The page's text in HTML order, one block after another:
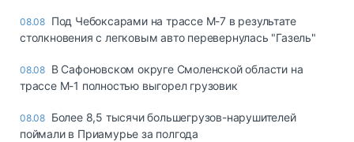
08.08 Под Чебоксарами на трассе М-7 в результате
столкновения с легковым авто перевернулась "Газель"
08.08 В Сафоновском округе Смоленской области на
трассе М-1 полностью выгорел грузовик
08.08 Более 8,5 тысячи большегрузов-нарушителей
поймали в Приамурье за полгода